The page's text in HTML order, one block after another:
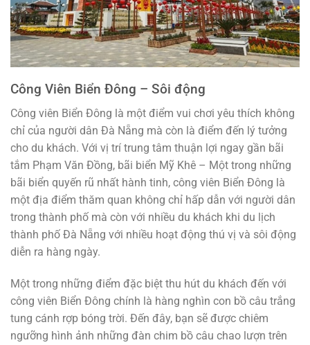
Công Viên Biển Đông – Sôi động
Công viên Biển Đông là một điểm vui chơi yêu thích không
chỉ của người dân Đà Nẵng mà còn là điểm đến lý tưởng
cho du khách. Với vị trí trung tâm thuận lợi ngay gần bãi
tắm Phạm Văn Đồng, bãi biển Mỹ Khê – Một trong những
bãi biển quyến rũ nhất hành tinh, công viên Biển Đông là
một địa điểm thăm quan không chỉ hấp dẫn với người dân
trong thành phố mà còn với nhiều du khách khi du lịch
thành phố Đà Nẵng với nhiều hoạt động thú vị và sôi động
diễn ra hàng ngày.
Một trong những điểm đặc biệt thu hút du khách đến với
công viên Biển Đông chính là hàng nghìn con bồ câu trắng
tung cánh rợp bóng trời. Đến đây, bạn sẽ được chiêm
ngưỡng hình ảnh những đàn chim bồ câu chao lượn trên